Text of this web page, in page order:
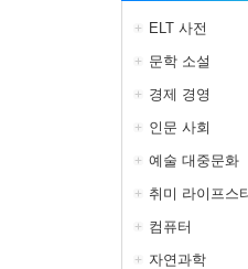
ELT 사전
문학 소설
경제 경영
인문 사회
예술 대중문화
취미 라이프스
컴퓨터
자연과학